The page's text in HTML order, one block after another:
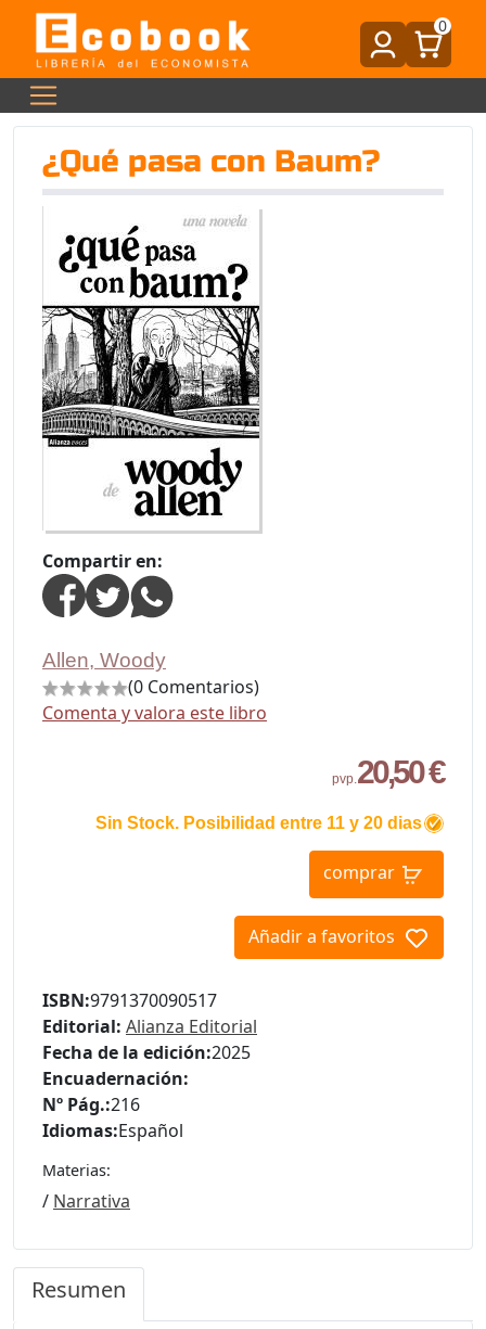
0
¿Qué pasa con Baum?
Compartir en:
Allen, Woody
(0 Comentarios)
Comenta y valora este libro
pvp.20,50 €
Sin Stock. Posibilidad entre 11 y 20 dias
comprar
Añadir a favoritos
ISBN:9791370090517
Editorial: Alianza Editorial
Fecha de la edición:2025
Encuadernación:
Nº Pág.:216
Idiomas:Español
Materias:
/ Narrativa
Resumen